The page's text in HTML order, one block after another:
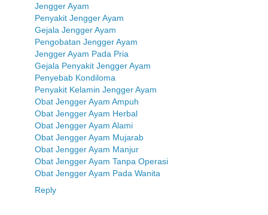
Jengger Ayam
Penyakit Jengger Ayam
Gejala Jengger Ayam
Pengobatan Jengger Ayam
Jengger Ayam Pada Pria
Gejala Penyakit Jengger Ayam
Penyebab Kondiloma
Penyakit Kelamin Jengger Ayam
Obat Jengger Ayam Ampuh
Obat Jengger Ayam Herbal
Obat Jengger Ayam Alami
Obat Jengger Ayam Mujarab
Obat Jengger Ayam Manjur
Obat Jengger Ayam Tanpa Operasi
Obat Jengger Ayam Pada Wanita
Reply